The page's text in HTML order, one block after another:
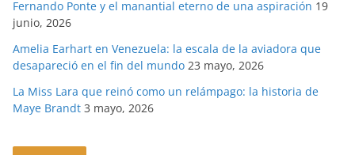
Fernando Ponte y el manantial eterno de una aspiración 19
junio, 2026
Amelia Earhart en Venezuela: la escala de la aviadora que
desapareció en el fin del mundo 23 mayo, 2026
La Miss Lara que reinó como un relámpago: la historia de
Maye Brandt 3 mayo, 2026